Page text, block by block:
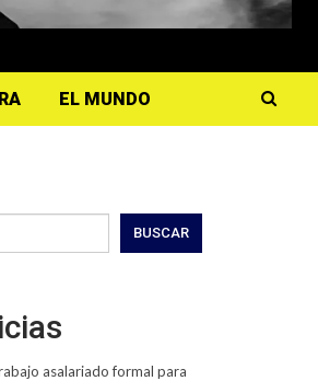
EL MUNDO
BUSCAR
asalariado formal para